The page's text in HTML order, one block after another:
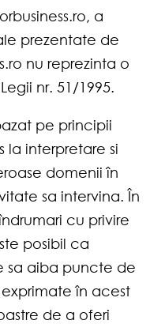
a
prezentate de
nu reprezinta o
nr. 51/1995.
pe principii
la interpretare si
domenii în
sa intervina. În
cu privire
posibil ca
sa aiba puncte de
în acest
de a oferi